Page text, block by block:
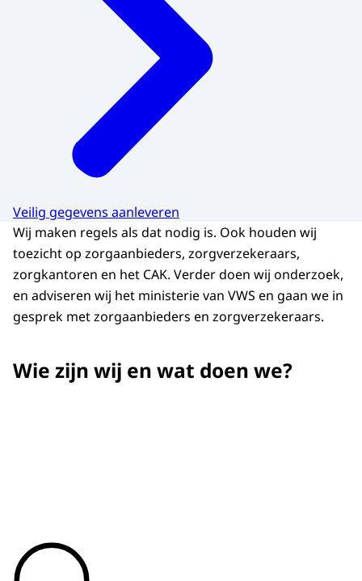
Veilig gegevens aanleveren
Wij maken regels als dat nodig is. Ook houden wij
toezicht op zorgaanbieders, zorgverzekeraars,
zorgkantoren en het CAK. Verder doen wij onderzoek,
en adviseren wij het ministerie van VWS en gaan we in
gesprek met zorgaanbieders en zorgverzekeraars.
Wie zijn wij en wat doen we?